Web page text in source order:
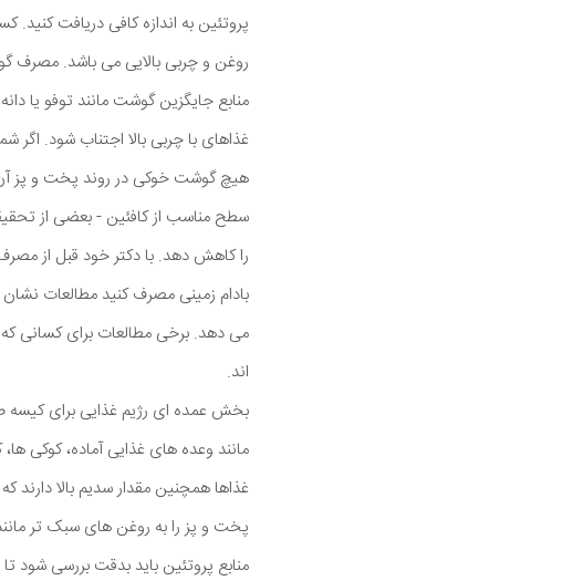
پروتئین به اندازه کافی دریافت کنید.
منابع جایگزین گوشت مانند توفو یا
غذاهای با چربی بالا اجتناب شود.
هیچ گوشت خوکی در روند پخت و پز
سطح مناسب از کافئین - بعضی از
را کاهش دهد. با دکتر خود قبل از
بادام زمینی مصرف کنید مطالعات
اند.
بخش عمده ای رژیم غذایی برای کیسه
مانند وعده های غذایی آماده، کوکی
غذاها همچنین مقدار سدیم بالا
پخت و پز را به روغن های سبک تر
منابع پروتئین باید بدقت بررسی شود